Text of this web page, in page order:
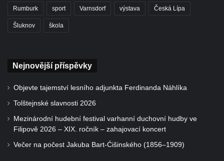
Rumburk sport Varnsdorf výstava Česká Lípa
Šluknov škola
Nejnovější příspěvky
Objevte tajemství lesního adjunkta Ferdinanda Náhlíka
Tolštejnské slavnosti 2026
Mezinárodní hudební festival varhanní duchovní hudby ve
Filipově 2026 – XIX. ročník – zahajovací koncert
Večer na počest Jakuba Bart-Ćišinského (1856–1909)